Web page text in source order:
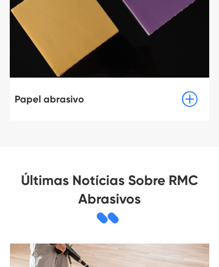
Papel abrasivo 
Últimas Notícias Sobre RMC
Abrasivos